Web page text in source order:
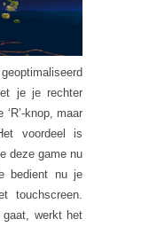
je je rechter
knop, maar
voordeel is
deze game nu
bedient nu je
touchscreen.
werkt het